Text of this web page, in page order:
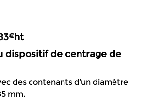
€ht
dispositif de centrage de
des contenants d’un diamètre
mm.